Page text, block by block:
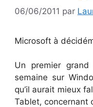
06/06/2011 par
Microsoft à
Un premier
semaine sur
qu’il aurait mieux
Tablet, concernant